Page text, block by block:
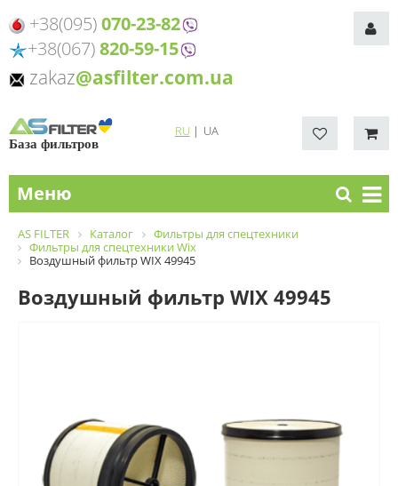
+38(095)070-23-82
+38(067)820-59-15
zakaz@asfilter.com.ua
База фильтров
RU| UA
Меню
AS FILTER Каталог
Фильтры для спецтехники
Фильтры для спецтехники Wix
Воздушный фильтр WIX 49945
Воздушный фильтр WIX 49945